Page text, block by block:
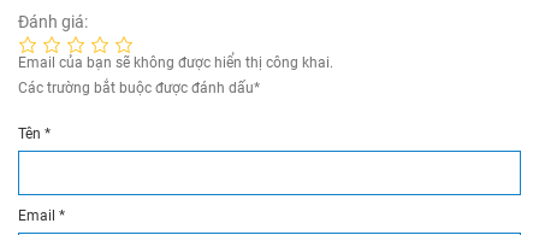
Đánh giá:
Email của bạn sẽ không được hiển thị công khai.
Các trường bắt buộc được đánh dấu*
Tên *
Email *